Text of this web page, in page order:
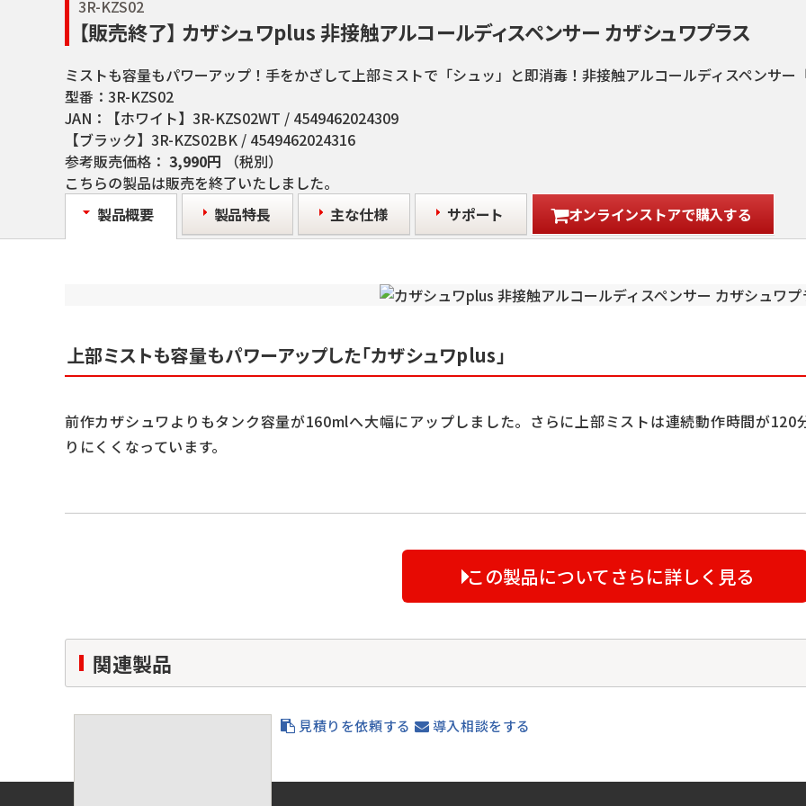
3R-KZS02
【販売終了】 カザシュワplus 非接触アルコールディスペンサー カザシュワプラス
ミストも容量もパワーアップ！手をかざして上部ミストで「シュッ」と即消毒！非接触アルコールディスペンサー
型番： 3R-KZS02
JAN：
【ホワイト】3R-KZS02WT / 4549462024309
【ブラック】3R-KZS02BK / 4549462024316
参考販売価格： 3,990円
（税別）
こちらの製品は販売を終了いたしました。
製品概要
製品特長 主な仕様 サポート オンラインストアで購入する
上部ミストも容量もパワーアップした「カザシュワplus」
前作カザシュワよりもタンク容量が160mlへ大幅にアップしました。さらに上部ミストは連続動作時間が
りにくくなっています。
この製品についてさらに詳しく見る
関連製品
見積りを依頼する 導入相談をする